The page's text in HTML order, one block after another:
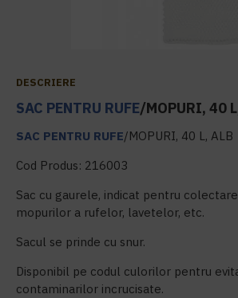
DESCRIERE
SAC PENTRU RUFE/MOPURI, 40
SAC PENTRU RUFE/MOPURI, 40 L, ALB
Cod Produs: 216003
Sac cu gaurele, indicat pentru
mopurilor a rufelor, lavetelor, etc.
Sacul se prinde cu snur.
Disponibil pe codul culorilor pentru
contaminarilor incrucisate.